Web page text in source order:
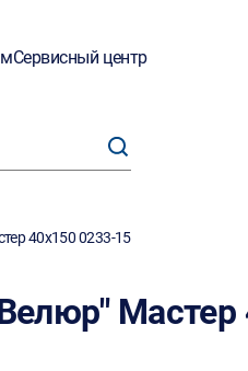
Сервисный центр
40х150 0233-15
Мастер